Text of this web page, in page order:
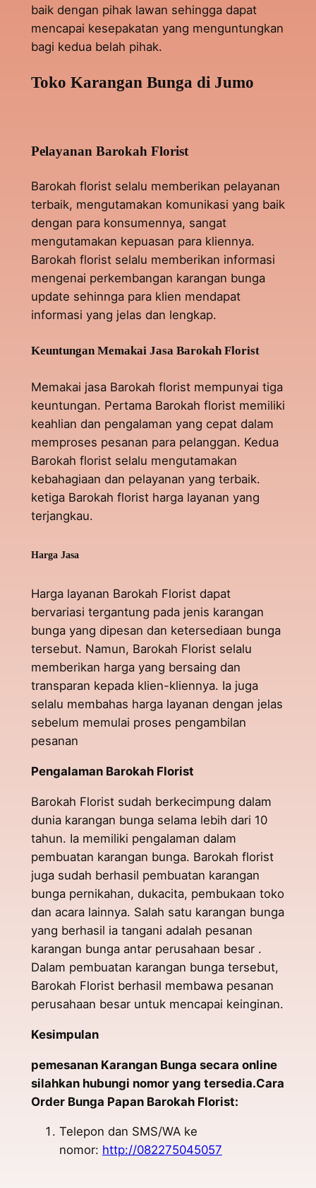
baik dengan pihak lawan sehingga dapat
mencapai kesepakatan yang menguntungkan
bagi kedua belah pihak.
Toko Karangan Bunga di Jumo
Pelayanan Barokah Florist
Barokah florist selalu memberikan pelayanan
terbaik, mengutamakan komunikasi yang baik
dengan para konsumennya, sangat
mengutamakan kepuasan para kliennya.
Barokah florist selalu memberikan informasi
mengenai perkembangan karangan bunga
update sehinnga para klien mendapat
informasi yang jelas dan lengkap.
Keuntungan Memakai Jasa Barokah Florist
Memakai jasa Barokah florist mempunyai tiga
keuntungan. Pertama Barokah florist memiliki
keahlian dan pengalaman yang cepat dalam
memproses pesanan para pelanggan. Kedua
Barokah florist selalu mengutamakan
kebahagiaan dan pelayanan yang terbaik.
ketiga Barokah florist harga layanan yang
terjangkau.
Harga Jasa
Harga layanan Barokah Florist dapat
bervariasi tergantung pada jenis karangan
bunga yang dipesan dan ketersediaan bunga
tersebut. Namun, Barokah Florist selalu
memberikan harga yang bersaing dan
transparan kepada klien-kliennya. Ia juga
selalu membahas harga layanan dengan jelas
sebelum memulai proses pengambilan
pesanan
Pengalaman Barokah Florist
Barokah Florist sudah berkecimpung dalam
dunia karangan bunga selama lebih dari 10
tahun. Ia memiliki pengalaman dalam
pembuatan karangan bunga. Barokah florist
juga sudah berhasil pembuatan karangan
bunga pernikahan, dukacita, pembukaan toko
dan acara lainnya. Salah satu karangan bunga
yang berhasil ia tangani adalah pesanan
karangan bunga antar perusahaan besar .
Dalam pembuatan karangan bunga tersebut,
Barokah Florist berhasil membawa pesanan
perusahaan besar untuk mencapai keinginan.
Kesimpulan
pemesanan Karangan Bunga secara online
silahkan hubungi nomor yang tersedia.Cara
Order Bunga Papan Barokah Florist:
Telepon dan SMS/WA ke
nomor: http://082275045057